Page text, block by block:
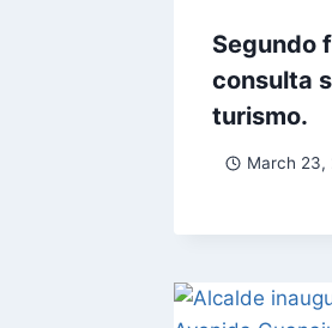
Segundo
consulta
turismo.
March 23,